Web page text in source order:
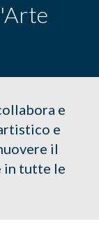
e
e
il
in tutte le